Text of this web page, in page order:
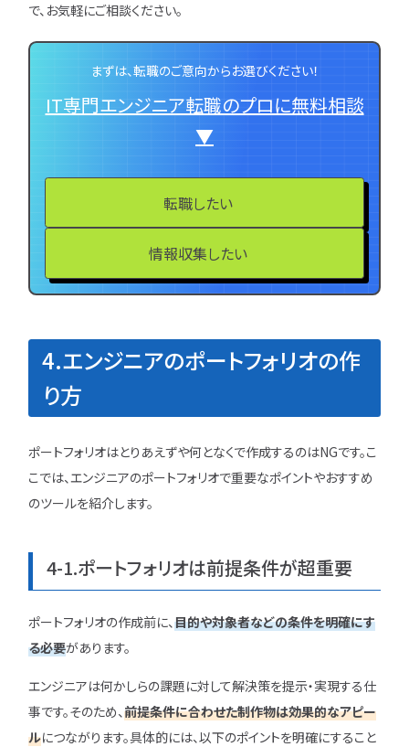
で、お気軽にご相談ください。
まずは、転職のご意向からお選びください！
IT専門エンジニア転職のプロに無料相談
▼
転職したい
情報収集したい
4.エンジニアのポートフォリオの作
り方
ポートフォリオはとりあえずや何となくで作成するのはNGです。こ
こでは、エンジニアのポートフォリオで重要なポイントやおすすめ
のツールを紹介します。
4-1.ポートフォリオは前提条件が超重要
ポートフォリオの作成前に、目的や対象者などの条件を明確にす
る必要があります。
エンジニアは何かしらの課題に対して解決策を提示・実現する仕
事です。そのため、前提条件に合わせた制作物は効果的なアピー
ルにつながります。具体的には、以下のポイントを明確にすること